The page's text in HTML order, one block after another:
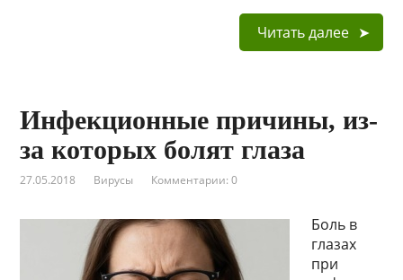
Читать далее
Инфекционные причины, из-
за которых болят глаза
27.05.2018 Вирусы Комментарии: 0
Боль в
глазах
при